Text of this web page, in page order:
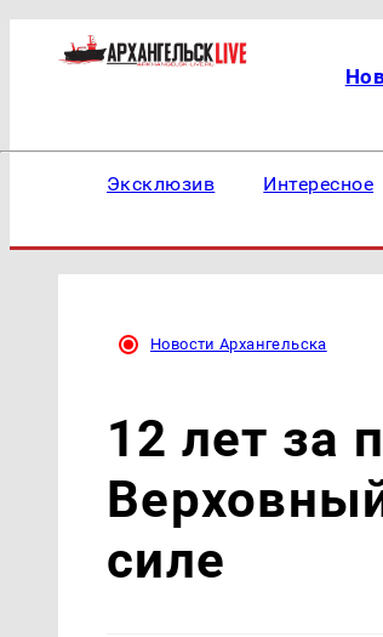
Эксклюзив Интересное
Новости Архангельска
12 лет за
силе